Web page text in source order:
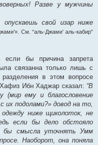
Разве у мужчины
свой изар ниже
См. “аль-Джами’ аль-кабир”
бы причина запрета
связанна только лишь с
в этом вопросе
Ибн Хаджар сказал: “В
(мир ему и благословение
подолами?» довод на то,
ниже щиколоток, не
если бы дело обстояло
бы смысла уточнять Умм
Наоборот, она поняла